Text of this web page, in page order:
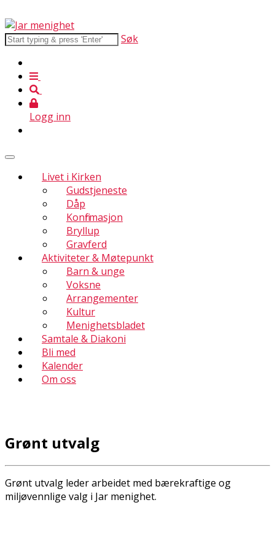
Søk
Logg inn
Livet i Kirken
Gudstjeneste
Dåp
Konfirmasjon
Bryllup
Gravferd
Aktiviteter & Møtepunkt
Barn & unge
Voksne
Arrangementer
Kultur
Menighetsbladet
Samtale & Diakoni
Bli med
Kalender
Om oss
Grønt utvalg
Grønt utvalg leder arbeidet med bærekraftige og
miljøvennlige valg i Jar menighet.